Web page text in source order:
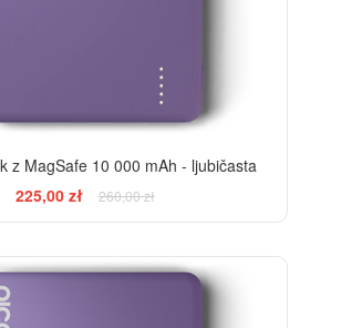
z MagSafe 10 000 mAh - ljubičasta
225,00 zł
260,00 zł